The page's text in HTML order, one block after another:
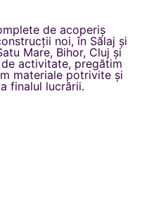
de acoperiș
noi, în Sălaj și
Mare, Bihor, Cluj și
activitate, pregătim
materiale potrivite și
finalul lucrării.